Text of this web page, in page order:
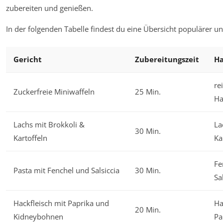
zubereiten und genießen.
In der folgenden Tabelle findest du eine Übersicht populärer
Gericht Zubereitungszeit
Zuckerfreie Miniwaffeln 25 Min.
Lachs mit Brokkoli &
Kartoffeln
30 Min.
Pasta mit Fenchel und Salsiccia 30 Min.
Hackfleisch mit Paprika und
Kidneybohnen
20 Min.